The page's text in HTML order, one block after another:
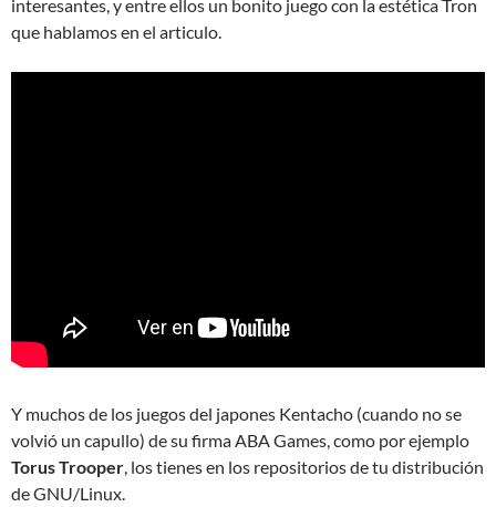
interesantes, y entre ellos un bonito juego con la estética Tron
que hablamos en el articulo.
Y muchos de los juegos del japones Kentacho (cuando no se
volvió un capullo) de su firma ABA Games, como por ejemplo
Torus Trooper, los tienes en los repositorios de tu distribución
de GNU/Linux.